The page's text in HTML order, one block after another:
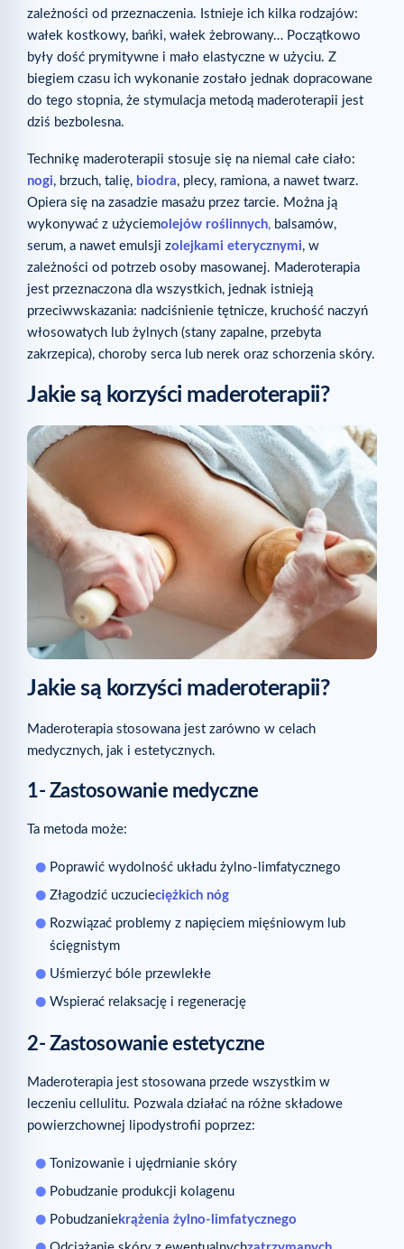
zależności od przeznaczenia. Istnieje ich kilka rodzajów:
wałek kostkowy, bańki, wałek żebrowany… Początkowo
były dość prymitywne i mało elastyczne w użyciu. Z
biegiem czasu ich wykonanie zostało jednak dopracowane
do tego stopnia, że stymulacja metodą maderoterapii jest
dziś bezbolesna.
Technikę maderoterapii stosuje się na niemal całe ciało:
nogi, brzuch, talię, biodra, plecy, ramiona, a nawet twarz.
Opiera się na zasadzie masażu przez tarcie. Można ją
wykonywać z użyciemolejów roślinnych, balsamów,
serum, a nawet emulsji zolejkami eterycznymi, w
zależności od potrzeb osoby masowanej. Maderoterapia
jest przeznaczona dla wszystkich, jednak istnieją
przeciwwskazania: nadciśnienie tętnicze, kruchość naczyń
włosowatych lub żylnych (stany zapalne, przebyta
zakrzepica), choroby serca lub nerek oraz schorzenia skóry.
Jakie są korzyści maderoterapii?
Jakie są korzyści maderoterapii?
Maderoterapia stosowana jest zarówno w celach
medycznych, jak i estetycznych.
1- Zastosowanie medyczne
Ta metoda może:
Poprawić wydolność układu żylno-limfatycznego
Złagodzić uczucieciężkich nóg
Rozwiązać problemy z napięciem mięśniowym lub
ścięgnistym
Uśmierzyć bóle przewlekłe
Wspierać relaksację i regenerację
2- Zastosowanie estetyczne
Maderoterapia jest stosowana przede wszystkim w
leczeniu cellulitu. Pozwala działać na różne składowe
powierzchownej lipodystrofii poprzez:
Tonizowanie i ujędrnianie skóry
Pobudzanie produkcji kolagenu
Pobudzaniekrążenia żylno-limfatycznego